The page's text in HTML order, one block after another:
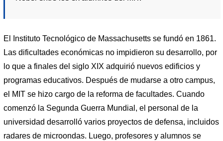
El Instituto Tecnológico de Massachusetts se fundó en 1861.
Las dificultades económicas no impidieron su desarrollo, por
lo que a finales del siglo XIX adquirió nuevos edificios y
programas educativos. Después de mudarse a otro campus,
el MIT se hizo cargo de la reforma de facultades. Cuando
comenzó la Segunda Guerra Mundial, el personal de la
universidad desarrolló varios proyectos de defensa, incluidos
radares de microondas. Luego, profesores y alumnos se